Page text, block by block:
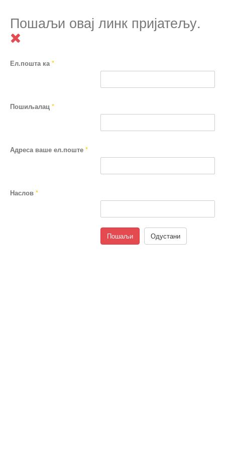
Пошаљи овај линк пријатељу.
Ел.пошта ка*
Пошиљалац *
Адреса ваше ел.поште *
Наслов *
Пошаљи Одустани